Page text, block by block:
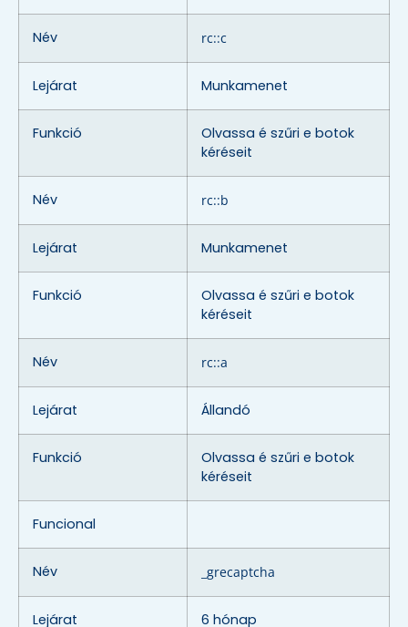
Név rc::c
Lejárat Munkamenet
Funkció
Olvassa é szűri e botok
kéréseit
Név rc::b
Lejárat Munkamenet
Funkció
Olvassa é szűri e botok
kéréseit
Név rc::a
Lejárat Állandó
Funkció
Olvassa é szűri e botok
kéréseit
Funcional
Név _grecaptcha
Lejárat 6 hónap